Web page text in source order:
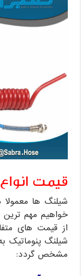
قیمت
شیلنگ ها
خواهیم مهم
از قیمت های
شیلنگ پنوماتیک
مشخص گردد: